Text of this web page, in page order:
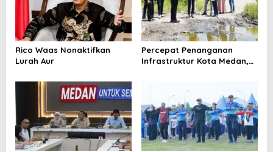
Rico Waas Nonaktifkan
Lurah Aur
Percepat Penanganan
Infrastruktur Kota Medan,